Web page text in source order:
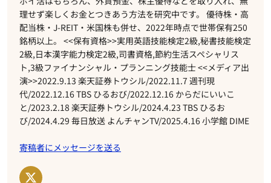
理せず楽しくお金とつきあう方法を研究中です。 優待株・高
配当株・J-REIT・米国株も併せ、2022年時点で世帯保有250
銘柄以上。 <<保有資格>>実用英語技能検定2級,秘書技能検定
2級,日本漢字能力検定2級,司書資格,節約生活スペシャリス
ト,3級ファイナンシャル・プランニング技能士 <<メディア出
演>>2022.9.13 楽天証券トウシル/2022.11.7 週刊現
代/2022.12.16 TBS ひるおび/2022.12.16 からだにいいこ
と/2023.2.18 楽天証券トウシル/2024.4.23 TBS ひるお
び/2024.4.29 毎日放送 よんチャンTV/2025.4.16 小学館 DIME
寄稿者にメッセージを送る